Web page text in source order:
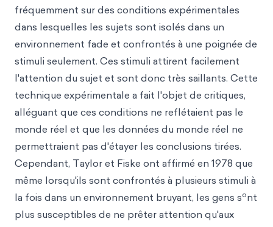
fréquemment sur des conditions expérimentales
dans lesquelles les sujets sont isolés dans un
environnement fade et confrontés à une poignée de
stimuli seulement. Ces stimuli attirent facilement
l'attention du sujet et sont donc très saillants. Cette
technique expérimentale a fait l'objet de critiques,
alléguant que ces conditions ne reflétaient pas le
monde réel et que les données du monde réel ne
permettraient pas d'étayer les conclusions tirées.
Cependant, Taylor et Fiske ont affirmé en 1978 que
même lorsqu'ils sont confrontés à plusieurs stimuli à
la fois dans un environnement bruyant, les gens sont
plus susceptibles de ne prêter attention qu'aux